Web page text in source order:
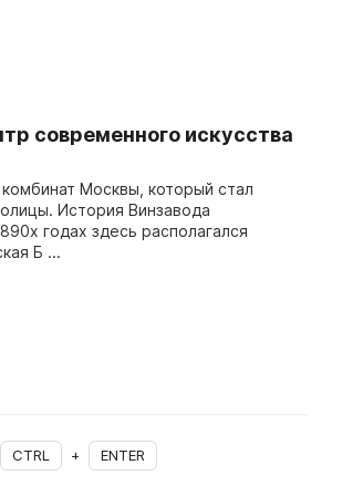
современного искусства
Москвы, который стал
История Винзавода
годах здесь располагался
Б ...
CTRL + ENTER